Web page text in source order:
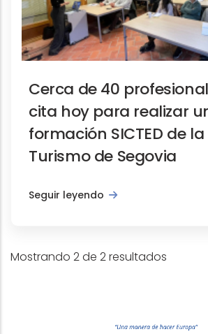
Cerca de 40
cita hoy para realizar
formación SICTED de
Turismo de Segovia
Seguir leyendo
Mostrando 2 de 2 resultados